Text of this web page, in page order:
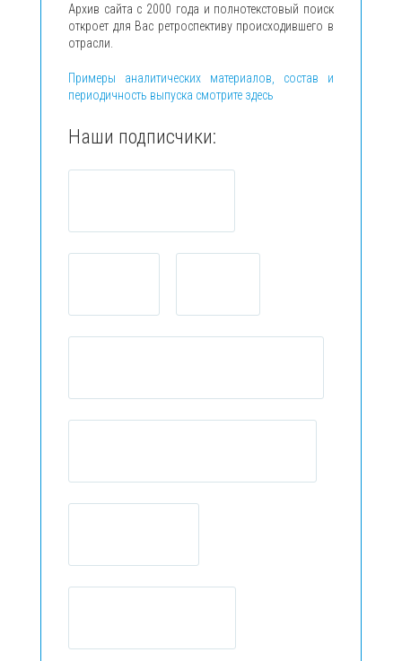
Архив сайта с 2000 года и полнотекстовый поиск
откроет для Вас ретроспективу происходившего в
отрасли.
Примеры аналитических материалов, состав и
периодичность выпуска смотрите здесь
Наши подписчики: